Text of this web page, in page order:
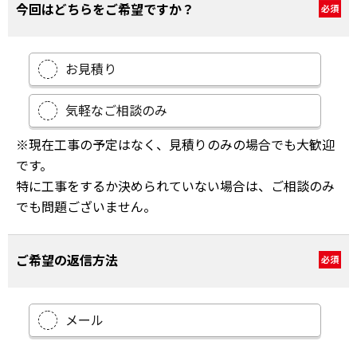
今回はどちらをご希望ですか？ 必須
お見積り
気軽なご相談のみ
※現在工事の予定はなく、見積りのみの場合でも大歓迎
です。
特に工事をするか決められていない場合は、ご相談のみ
でも問題ございません。
ご希望の返信方法 必須
メール